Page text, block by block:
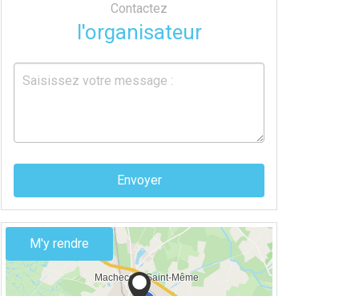
Contactez
l'organisateur
Envoyer
M'y rendre